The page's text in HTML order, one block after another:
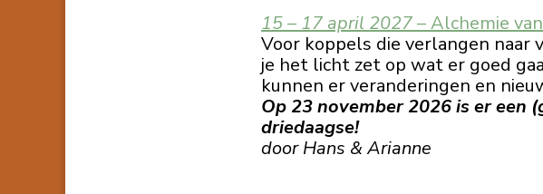
15 – 17 april 2027– Alchemie
Voor koppels die verlangen naar
je het licht zet op wat er goed
kunnen er veranderingen en
Op 23 november 2026 is er een
driedaagse!
door Hans & Arianne